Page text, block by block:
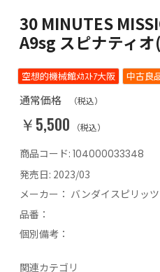
30 MINUTES
A9sg スピナティ
空想的機械館ﾒｶｽﾄｱ大阪 中古良
通常価格 （税込）
￥5,500 （税込）
商品コード: 104000033348
発売日: 2023/03
メーカー： バンダイスピリッツ
品番：
個別備考：
関連カテゴリ